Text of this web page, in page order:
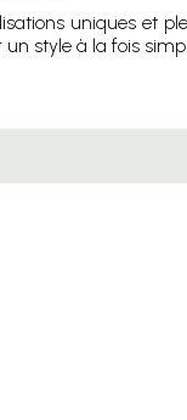
uniques et
style à la fois